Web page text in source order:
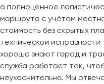
а полноценное
маршрута с учётом
стоимость без скрытых
технической
хорошо знают город и
служба работает так,
неукоснительно. Мы